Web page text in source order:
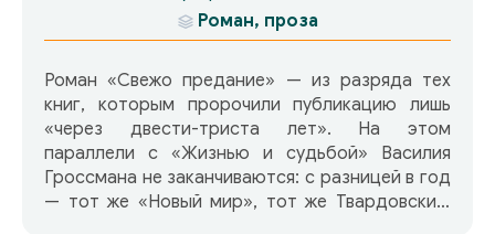
Роман, проза
Роман «Свежо предание» — из разряда тех
книг, которым пророчили публикацию лишь
«через двести-триста лет». На этом
параллели с «Жизнью и судьбой» Василия
Гроссмана не заканчиваются: с разницей в год
— тот же «Новый мир», тот же Твардовский,